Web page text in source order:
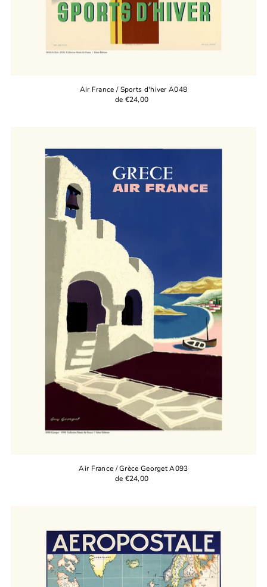
Air France / Sports d'hiver A048
de €24,00
Air France / Grèce Georget A093
de €24,00